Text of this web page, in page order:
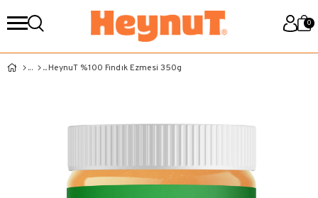
0
HeynuT %100 Fındık Ezmesi 350g